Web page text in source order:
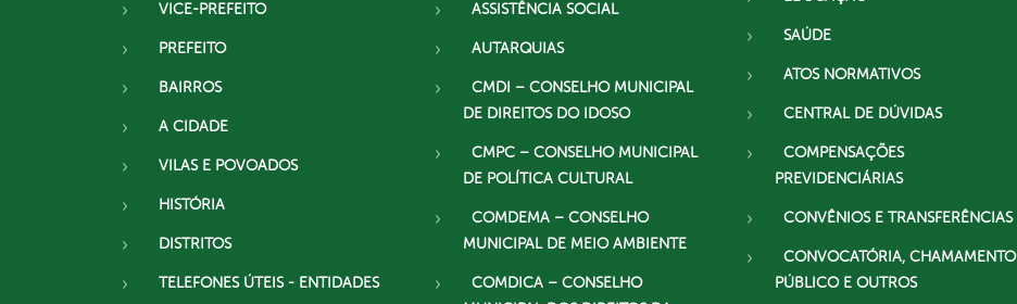
VICE-PREFEITO
PREFEITO
BAIRROS
A CIDADE
VILAS E POVOADOS
HISTÓRIA
DISTRITOS
TELEFONES ÚTEIS - ENTIDADES
ASSISTÊNCIA SOCIAL
AUTARQUIAS
CMDI – CONSELHO MUNICIPAL
DE DIREITOS DO IDOSO
CMPC – CONSELHO MUNICIPAL
DE POLÍTICA CULTURAL
COMDEMA – CONSELHO
MUNICIPAL DE MEIO AMBIENTE
COMDICA – CONSELHO
SAÚDE
ATOS NORMATIVOS
CENTRAL DE DÚVIDAS
COMPENSAÇÕES
PREVIDENCIÁRIAS
CONVÊNIOS E TRANSFERÊNCIAS
CONVOCATÓRIA, CHAMAMENTO
PÚBLICO E OUTROS